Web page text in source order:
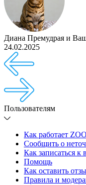
Диана Премудрая и
24.02.2025
Пользователям
Как работает
Сообщить о
Как записаться к
Помощь
Как оставить
Правила и